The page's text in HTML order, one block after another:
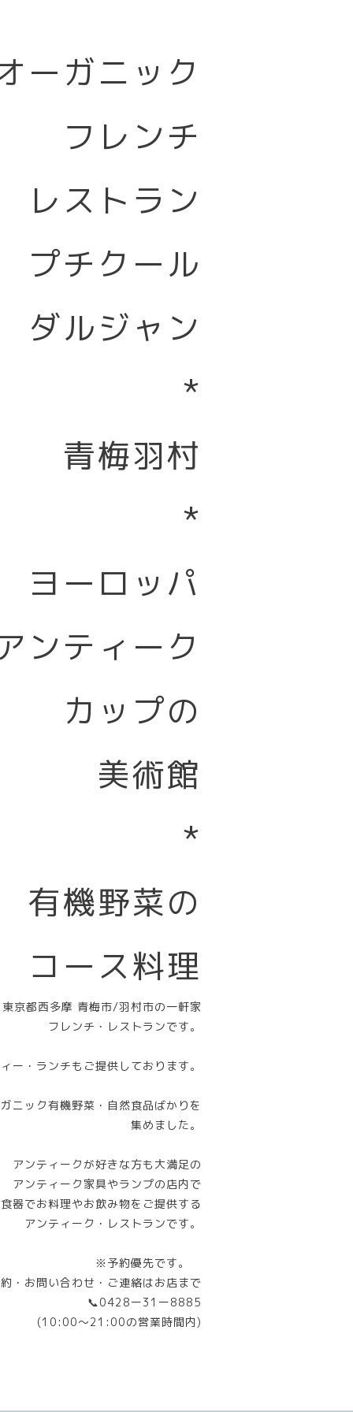
ーガニック
フレンチ
レストラン
プチクール
ダルジャン
*
青梅羽村
*
ヨーロッパ
ンティーク
カップの
美術館
*
有機野菜の
コース料理
東京都西多摩 青梅市/羽村市の一軒家
フレンチ・レストランです。
ー・ランチもご提供しております。
ニック有機野菜・自然食品ばかりを
集めました。
アンティークが好きな方も大満足の
アンティーク家具やランプの店内で
器でお料理やお飲み物をご提供する
アンティーク・レストランです。
※予約優先です。
・お問い合わせ・ご連絡はお店まで
📞0428ー31ー8885
(10:00〜21:00の営業時間内)